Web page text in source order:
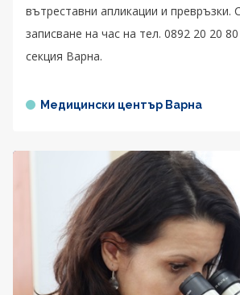
вътреставни апликации и превръзки.
записване на час на тел. 0892 20 20
секция Варна.
Медицински център Варна